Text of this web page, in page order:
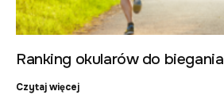
Ranking okularów do biegania
Czytaj więcej